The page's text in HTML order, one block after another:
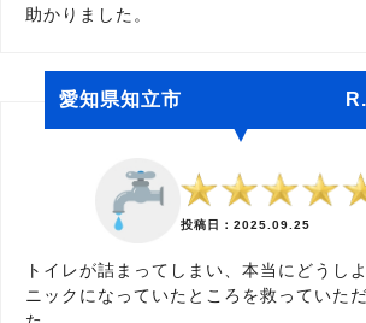
助かりました。
愛知県知立市 R.K
投稿日：2025.09.25
トイレが詰まってしまい、本当にどうし
ニックになっていたところを救っていた